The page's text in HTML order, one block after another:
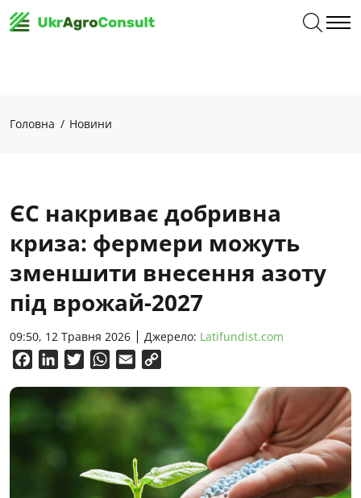
Головна Новини
ЄС накриває добривна
криза: фермери можуть
зменшити внесення азоту
під врожай-2027
09:50, 12 Травня 2026 Джерело: Latifundist.com
FacebookLinkedInTwitterWhatsApp
Email